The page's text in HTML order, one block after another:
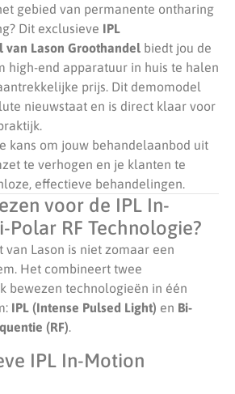
gebied van permanente ontharing
Dit exclusieve IPL
van Lason Groothandel biedt jou de
high-end apparatuur in huis te halen
prijs. Dit demomodel
nieuwstaat en is direct klaar voor
kans om jouw behandelaanbod uit
te verhogen en je klanten te
effectieve behandelingen.
voor de IPL In-
Polar RF Technologie?
van Lason is niet zomaar een
Het combineert twee
bewezen technologieën in één
IPL (Intense Pulsed Light) en Bi-
(RF).
IPL In-Motion